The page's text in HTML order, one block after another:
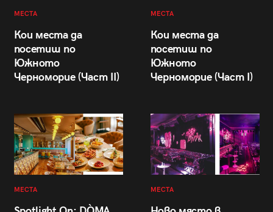
МЕСТА
Кои места да
посетиш по
Южното
Черноморие (Част II)
МЕСТА
Кои места да
посетиш по
Южното
Черноморие (Част I)
МЕСТА МЕСТА